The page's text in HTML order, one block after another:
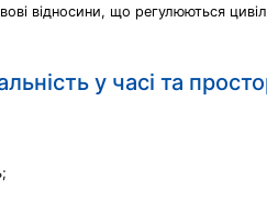
відносини, що регулюються
у часі та